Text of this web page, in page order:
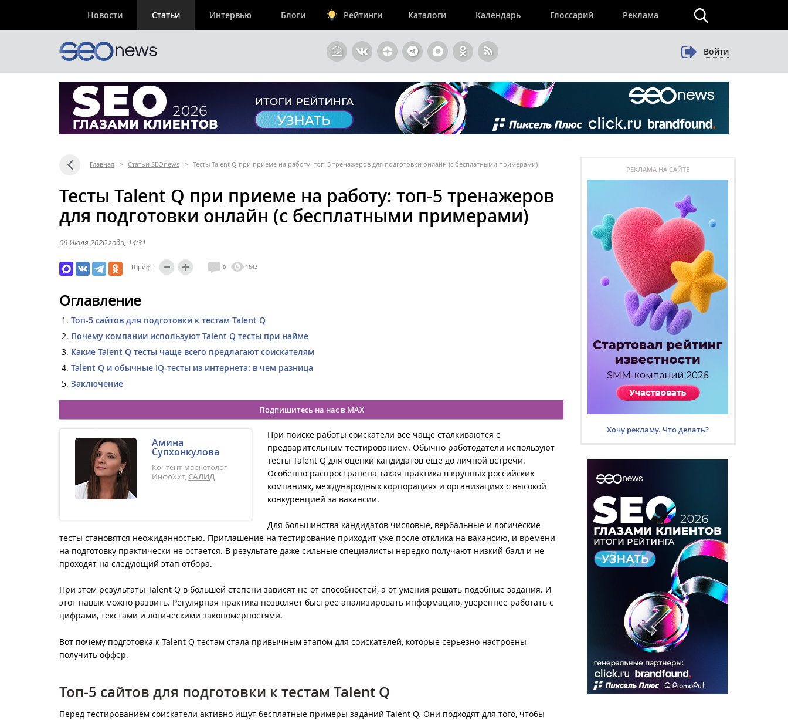
Новости Статьи Интервью Блоги Рейтинги Каталоги Календарь Глоссарий Реклама
Войти
Главная > Статьи SEOnews > Тесты Talent Q при приеме на работу: топ-5 тренажеров для подготовки онлайн (с бесплатными примерами)
Тесты Talent Q при приеме на работу: топ-5 тренажеров
для подготовки онлайн (с бесплатными примерами)
06 Июля 2026 года , 14:31
Шрифт: 0 1642
Оглавление
Топ-5 сайтов для подготовки к тестам Talent Q
Почему компании используют Talent Q тесты при найме
Какие Talent Q тесты чаще всего предлагают соискателям
Talent Q и обычные IQ-тесты из интернета: в чем разница
Заключение
Подпишитесь на нас в MAX
Амина
Супхонкулова
Контент-маркетолог
ИнфоХит, САЛИД
При поиске работы соискатели все чаще сталкиваются с
предварительным тестированием. Обычно работодатели используют
тесты Talent Q для оценки кандидатов еще до личной встречи.
Особенно распространена такая практика в крупных российских
компаниях, международных корпорациях и организациях с высокой
конкуренцией за вакансии.
Для большинства кандидатов числовые, вербальные и логические
тесты становятся неожиданностью. Приглашение на тестирование приходит уже после отклика на вакансию, и времени
на подготовку практически не остается. В результате даже сильные специалисты нередко получают низкий балл и не
проходят на следующий этап отбора.
При этом результаты Talent Q в большей степени зависят не от способностей, а от умения решать подобные задания. И
этот навык можно развить. Регулярная практика позволяет быстрее анализировать информацию, увереннее работать с
цифрами, текстами и логическими закономерностями.
Вот почему подготовка к Talent Q тестам стала привычным этапом для соискателей, которые серьезно настроены
получить оффер.
Топ-5 сайтов для подготовки к тестам Talent Q
Перед тестированием соискатели активно ищут бесплатные примеры заданий Talent Q. Они подходят для того, чтобы
РЕКЛАМА НА САЙТЕ
Хочу рекламу. Что делать?